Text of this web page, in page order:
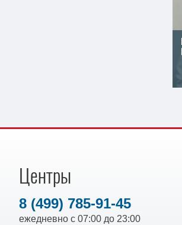
Центры
8 (499) 785-91-45
ежедневно с 07:00 до 23:00